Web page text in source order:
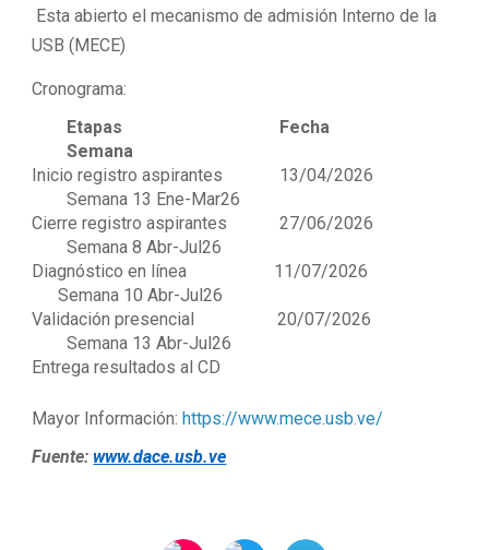
Esta abierto el mecanismo de admisión Interno de la
USB (MECE)
Cronograma:
Etapas Fecha
Semana
Inicio registro aspirantes 13/04/2026
Semana 13 Ene-Mar26
Cierre registro aspirantes 27/06/2026
Semana 8 Abr-Jul26
Diagnóstico en línea 11/07/2026
Semana 10 Abr-Jul26
Validación presencial 20/07/2026
Semana 13 Abr-Jul26
Entrega resultados al CD
Mayor Información:https://www.mece.usb.ve/
Fuente: www.dace.usb.ve